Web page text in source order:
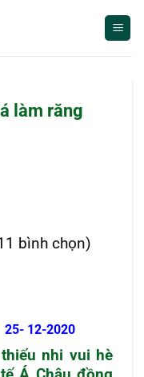
làm răng
bình chọn)
25- 12-2020
nhi vui hè